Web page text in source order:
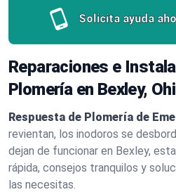
Solicita ayuda
Reparaciones e
Plomería en Bexley,
Respuesta de Plomería de
revientan, los inodoros se
dejan de funcionar en Bexley,
rápida, consejos tranquilos y
las necesitas.